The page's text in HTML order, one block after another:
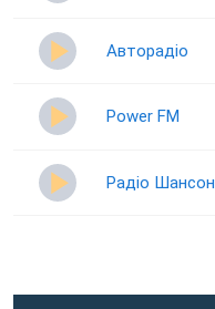
Авторадіо
Power FM
Радіо Шансон